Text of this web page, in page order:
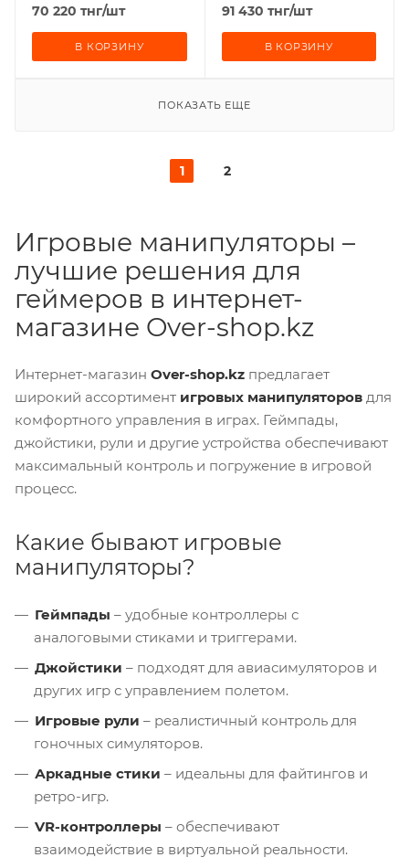
70 220 тнг/шт
В КОРЗИНУ
91 430 тнг/шт
В КОРЗИНУ
ПОКАЗАТЬ ЕЩЕ
1 2
Игровые манипуляторы –
лучшие решения для
геймеров в интернет-
магазине Over-shop.kz
Интернет-магазин Over-shop.kz предлагает
широкий ассортимент игровых манипуляторов для
комфортного управления в играх. Геймпады,
джойстики, рули и другие устройства обеспечивают
максимальный контроль и погружение в игровой
процесс.
Какие бывают игровые
манипуляторы?
Геймпады – удобные контроллеры с
аналоговыми стиками и триггерами.
Джойстики – подходят для авиасимуляторов и
других игр с управлением полетом.
Игровые рули – реалистичный контроль для
гоночных симуляторов.
Аркадные стики – идеальны для файтингов и
ретро-игр.
VR-контроллеры – обеспечивают
взаимодействие в виртуальной реальности.